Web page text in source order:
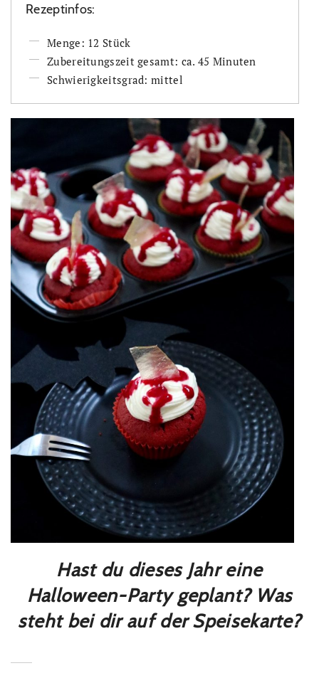
Rezeptinfos:
Menge: 12 Stück
Zubereitungszeit gesamt: ca. 45 Minuten
Schwierigkeitsgrad: mittel
Hast du dieses Jahr eine
Halloween-Party geplant? Was
steht bei dir auf der Speisekarte?